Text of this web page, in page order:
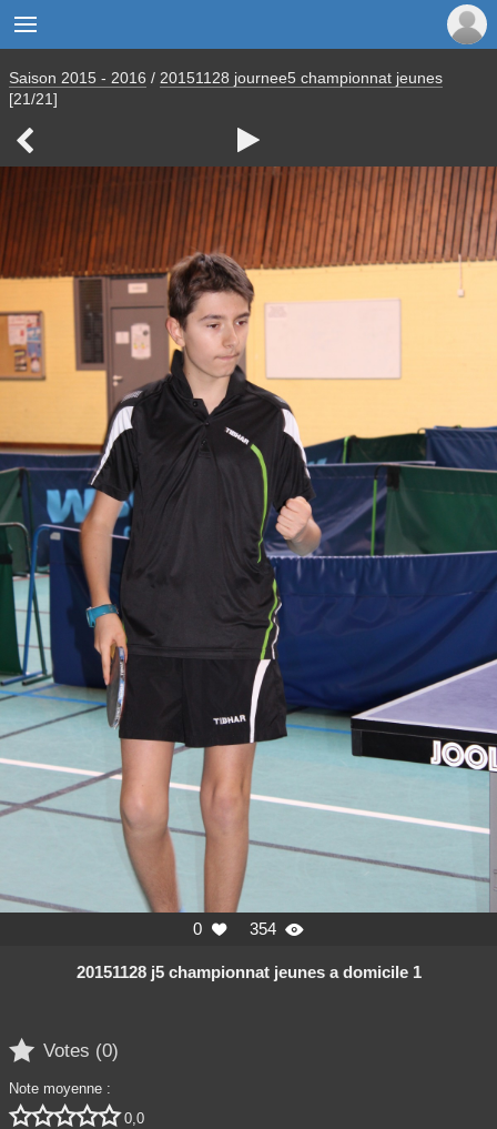

Saison 2015 - 2016 / 20151128 journee5 championnat jeunes
[21/21]
 
0  354 
20151128 j5 championnat jeunes a domicile 1
 Votes (0)
Note moyenne :
 0,0